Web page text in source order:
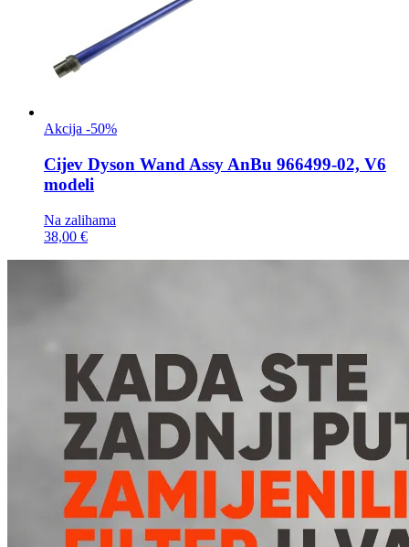
Akcija -50%
Cijev Dyson Wand Assy AnBu 966499-02, V6
modeli
Na zalihama
38,00 €